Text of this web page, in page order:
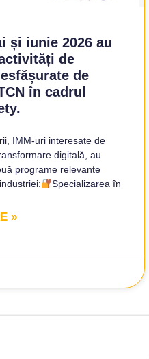
și iunie 2026 au
de
de
în cadrul
IMM-uri interesate de
digitală, au
programe relevante
Specializarea în
»